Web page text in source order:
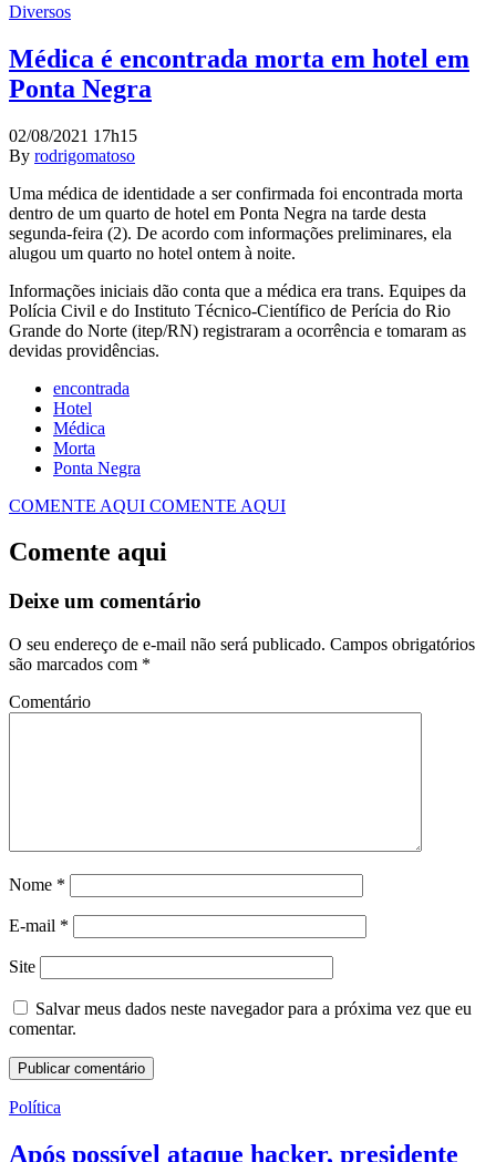
Diversos
Médica é encontrada morta em hotel em
Ponta Negra
02/08/2021 17h15
By rodrigomatoso
Uma médica de identidade a ser confirmada foi encontrada morta
dentro de um quarto de hotel em Ponta Negra na tarde desta
segunda-feira (2). De acordo com informações preliminares, ela
alugou um quarto no hotel ontem à noite.
Informações iniciais dão conta que a médica era trans. Equipes da
Polícia Civil e do Instituto Técnico-Científico de Perícia do Rio
Grande do Norte (itep/RN) registraram a ocorrência e tomaram as
devidas providências.
encontrada
Hotel
Médica
Morta
Ponta Negra
COMENTE AQUI COMENTE AQUI
Comente aqui
Deixe um comentário
O seu endereço de e-mail não será publicado. Campos obrigatórios
são marcados com *
Comentário
Nome *
E-mail *
Site
Salvar meus dados neste navegador para a próxima vez que eu
comentar.
Política
Após possível ataque hacker, presidente